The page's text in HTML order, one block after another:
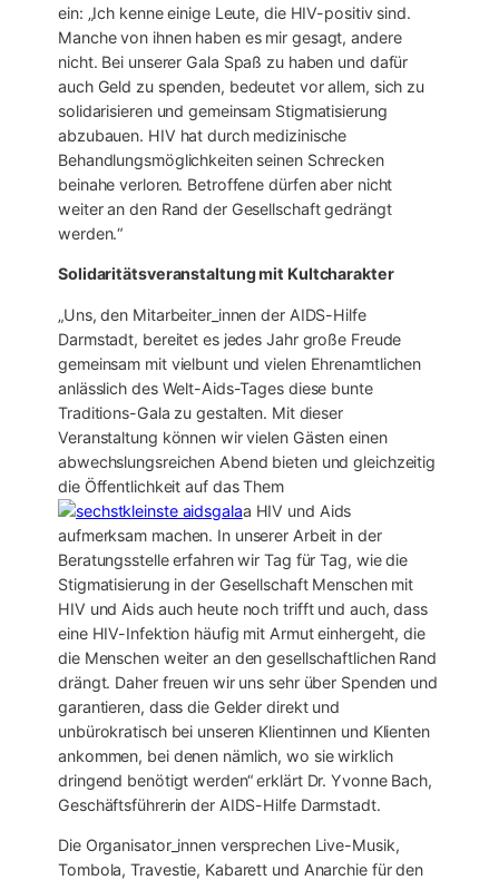
ein: „Ich kenne einige Leute, die HIV-positiv sind.
Manche von ihnen haben es mir gesagt, andere
nicht. Bei unserer Gala Spaß zu haben und dafür
auch Geld zu spenden, bedeutet vor allem, sich zu
solidarisieren und gemeinsam Stigmatisierung
abzubauen. HIV hat durch medizinische
Behandlungsmöglichkeiten seinen Schrecken
beinahe verloren. Betroffene dürfen aber nicht
weiter an den Rand der Gesellschaft gedrängt
werden.“
Solidaritätsveranstaltung mit Kultcharakter
„Uns, den Mitarbeiter_innen der AIDS-Hilfe
Darmstadt, bereitet es jedes Jahr große Freude
gemeinsam mit vielbunt und vielen Ehrenamtlichen
anlässlich des Welt-Aids-Tages diese bunte
Traditions-Gala zu gestalten. Mit dieser
Veranstaltung können wir vielen Gästen einen
abwechslungsreichen Abend bieten und gleichzeitig
die Öffentlichkeit auf das Them
a HIV und Aids
aufmerksam machen. In unserer Arbeit in der
Beratungsstelle erfahren wir Tag für Tag, wie die
Stigmatisierung in der Gesellschaft Menschen mit
HIV und Aids auch heute noch trifft und auch, dass
eine HIV-Infektion häufig mit Armut einhergeht, die
die Menschen weiter an den gesellschaftlichen Rand
drängt. Daher freuen wir uns sehr über Spenden und
garantieren, dass die Gelder direkt und
unbürokratisch bei unseren Klientinnen und Klienten
ankommen, bei denen nämlich, wo sie wirklich
dringend benötigt werden“ erklärt Dr. Yvonne Bach,
Geschäftsführerin der AIDS-Hilfe Darmstadt.
Die Organisator_innen versprechen Live-Musik,
Tombola, Travestie, Kabarett und Anarchie für den